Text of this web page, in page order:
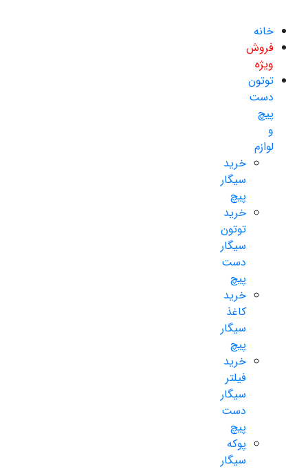
خانه
فروش
ویژه
توتون
دست
پیچ
و
لوازم
خرید
سیگار
پیچ
خرید
توتون
سیگار
دست
پیچ
خرید
کاغذ
سیگار
پیچ
خرید
فیلتر
سیگار
دست
پیچ
پوکه
سیگار